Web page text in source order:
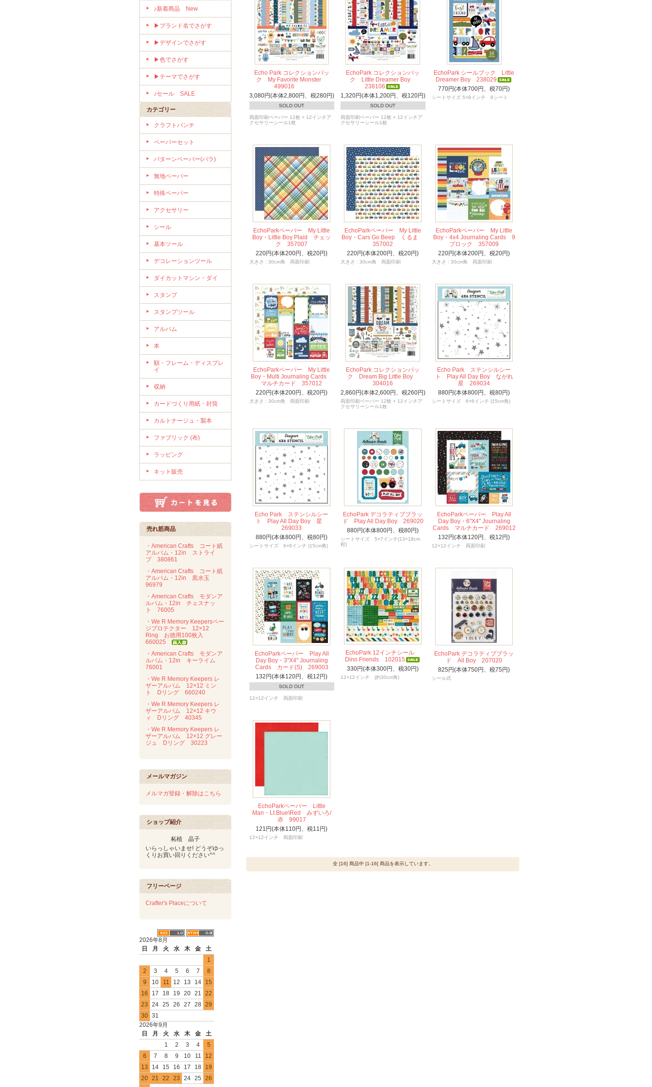
♪新着商品 New
▶ブランド名でさがす
▶デザインでさがす
▶色でさがす
▶テーマでさがす
♪セール SALE
カテゴリー
クラフトパンチ
ペーパーセット
パターンペーパー(バラ)
無地ペーパー
特殊ペーパー
アクセサリー
シール
基本ツール
デコレーションツール
ダイカットマシン・ダイ
スタンプ
スタンプツール
アルバム
本
額・フレーム・ディスプレ
イ
収納
カードづくり用紙・封筒
カルトナージュ・製本
ファブリック (布)
ラッピング
キット販売
売れ筋商品
・American Crafts コート紙
アルバム・12in ストライ
プ 380861
・American Crafts コート紙
アルバム・12in 黒水玉
96979
・American Crafts モダンア
ルバム・12in チェスナッ
ト 76005
・We R Memory Keepersペー
ジプロテクター 12×12
Ring お徳用100枚入
660025
・American Crafts モダンア
ルバム・12in キーライム
76001
・We R Memory Keepers レ
ザーアルバム 12×12 ミン
ト Dリング 660240
・We R Memory Keepers レ
ザーアルバム 12×12 キウ
ィ Dリング 40345
・We R Memory Keepers レ
ザーアルバム 12×12 グレー
ジュ Dリング 30223
メールマガジン
メルマガ登録・解除はこちら
ショップ紹介
柘植 晶子
いらっしゃいませ! どうぞゆっ
くりお買い回りください^^
フリーページ
Crafter's Placeについて
2026年8月
日
月 火 水 木 金
土
1
2
3 4 5 6 7
8
9
10 11 12 13 14
15
16
17 18 19 20 21
22
23
24 25 26 27 28 29
30 31
2026年9月
日
月 火 水 木 金
土
1
2 3 4
5
6
7 8 9 10 11
12
13
14 15 16 17 18
19
20 21 22 23 24 25
26
Echo Park コレクションパッ
ク My Favorite Monster
499016
3,080円(本体2,800円、税280円)
SOLD OUT
両面印刷ペーパー 12枚 + 12インチア
クセサリーシール1枚
EchoPark コレクションパッ
ク Little Dreamer Boy
238106
1,320円(本体1,200円、税120円)
SOLD OUT
両面印刷ペーパー 12枚 + 12インチア
クセサリーシール1枚
EchoPark シールブック Little
Dreamer Boy 238029
770円(本体700円、税70円)
シートサイズ 5×8インチ 8シート
EchoParkペーパー My Little
Boy・Little Boy Plaid チェッ
ク 357007
220円(本体200円、税20円)
大きさ : 30cm角 両面印刷
EchoParkペーパー My Little
Boy・Cars Go Beep くるま
357002
220円(本体200円、税20円)
大きさ : 30cm角 両面印刷
EchoParkペーパー My Little
Boy・4x4 Journaling Cards 9
ブロック 357009
220円(本体200円、税20円)
大きさ : 30cm角 両面印刷
EchoParkペーパー My Little
Boy・Multi Journaling Cards
マルチカード 357012
220円(本体200円、税20円)
大きさ : 30cm角 両面印刷
EchoPark コレクションパッ
ク Dream Big Little Boy
304016
2,860円(本体2,600円、税260円)
両面印刷ペーパー 12枚 + 12インチア
クセサリーシール1枚
Echo Park ステンシルシー
ト Play All Day Boy ながれ
星 269034
880円(本体800円、税80円)
シートサイズ 6×6インチ (15cm角)
Echo Park ステンシルシー
ト Play All Day Boy 星
269033
880円(本体800円、税80円)
シートサイズ 6×6インチ (15cm角)
EchoPark デコラティブブラッ
ド Play All Day Boy 269020
880円(本体800円、税80円)
シートサイズ 5×7インチ(13×18cm
程)
EchoParkペーパー Play All
Day Boy・6"X4" Journaling
Cards マルチカード 269012
132円(本体120円、税12円)
12×12インチ 両面印刷
EchoParkペーパー Play All
Day Boy・3"X4" Journaling
Cards カード(S) 269003
132円(本体120円、税12円)
SOLD OUT
12×12インチ 両面印刷
EchoPark 12インチシール
Dino Friends 102015
330円(本体300円、税30円)
12×12インチ (約30cm角)
EchoPark デコラティブブラッ
ド All Boy 207020
825円(本体750円、税75円)
シール式
EchoParkペーパー Little
Man・Lt.Blue\Red みずいろ/
赤 99017
121円(本体110円、税11円)
12×12インチ 両面印刷
全 [16] 商品中 [1-16] 商品を表示しています。